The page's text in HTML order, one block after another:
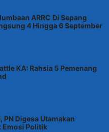
ARRC Di Sepang
4 Hingga 6 September
KA: Rahsia 5 Pemenang
PN Digesa Utamakan
Emosi Politik